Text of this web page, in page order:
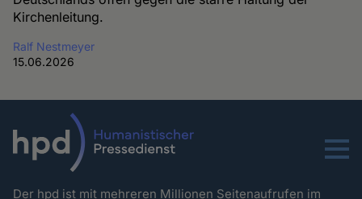
Kirchenleitung.
Ralf Nestmeyer
15.06.2026
Menu
Der hpd ist mit mehreren Millionen Seitenaufrufen im